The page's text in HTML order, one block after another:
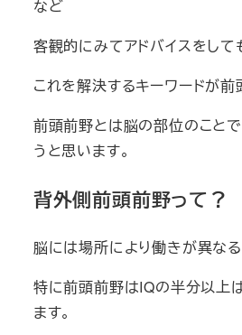
など
客観的にみてアドバイスをし
これを解決するキーワードが前
前頭前野とは脳の部位のこと
うと思います。
背外側前頭前野って？
脳には場所により働きが異な
特に前頭前野はIQの半分以上
ます。